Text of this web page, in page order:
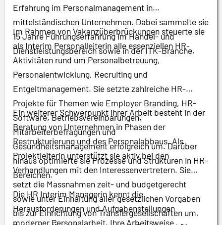
Erfahrung im Personalmanagement in
mittelständischen Unternehmen. Dabei sammelte sie
15 Jahre Führungserfahrung im Handel- und
Dienstleistungsbereich sowie in der ITK-Branche.
Im Rahmen von Vakanzüberbrückungen steuerte sie
als Interim Personalleiterin alle essenziellen HR-
Aktivitäten rund um Personalbetreuung,
Personalentwicklung, Recruiting und
Entgeltmanagement. Sie setzte zahlreiche HR-
Projekte für Themen wie Employer Branding, HR-
Software, Betriebsvereinbarungen,
Mitarbeiterbefragungen und
Gesundheitsmanagement erfolgreich um. Darüber
hinaus optimierte sie Prozesse und Strukturen in HR-
Bereichen.
Ein weiterer Schwerpunkt ihrer Arbeit besteht in der
Beratung von Unternehmen in Phasen der
Restrukturierung und des Personalabbaus. Als
Projektleiterin unterstützt sie aktiv bei den
Verhandlungen mit den Interessenvertretern. Sie
setzt die Massnahmen zeit- und budgetgerecht
sowie unter Einhaltung aller gesetzlichen Vorgaben
bis zur Einrichtung von Transfergesellschaften um.
Die HR Interim Managerin kennt die
Herausforderungen und Aufgabenstellungen
moderner Personalarbeit. Ihre Arbeitsweise